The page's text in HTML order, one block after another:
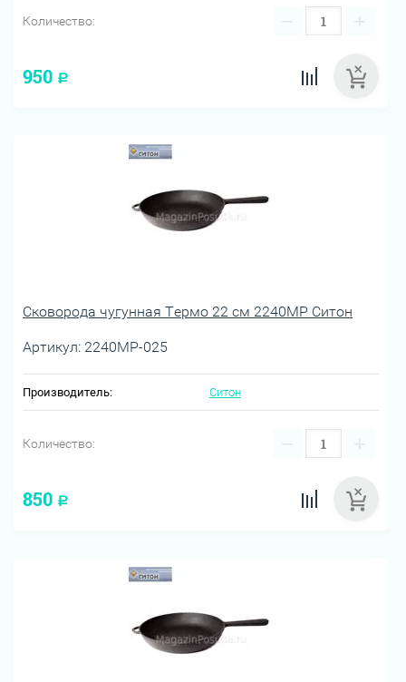
Количество: − +
950 Р
Сковорода чугунная Термо 22 см 2240МР Ситон
Артикул: 2240МР-025
Производитель: Ситон
Количество: − +
850 Р